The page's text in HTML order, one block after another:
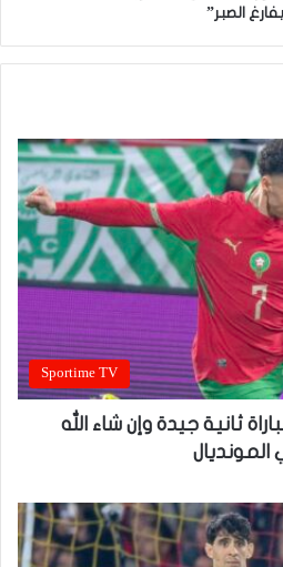
الصبر”
Sportime TV
ثانية جيدة وإن شاء الله